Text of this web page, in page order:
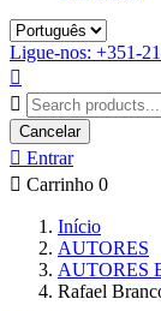
Ligue-nos: +351-


Cancelar
 Entrar
 Carrinho 0
Início
AUTORES
AUTORES
Rafael